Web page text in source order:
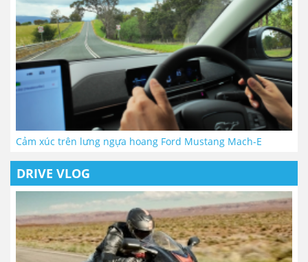
Cảm xúc trên lưng ngựa hoang Ford Mustang Mach-E
DRIVE VLOG